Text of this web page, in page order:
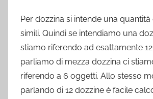
Per dozzina si intende una quantità
simili. Quindi se intendiamo una
stiamo riferendo ad esattamente
parliamo di mezza dozzina ci
riferendo a 6 oggetti. Allo stesso
parlando di 12 dozzine è facile